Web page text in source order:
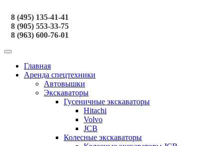
8 (495) 135-41-41
8 (905) 553-33-75
8 (963) 600-76-01
Главная
Аренда спецтехники
Автовышки
Экскаваторы
Гусеничные экскаваторы
Hitachi
Volvo
JCB
Колесные экскаваторы